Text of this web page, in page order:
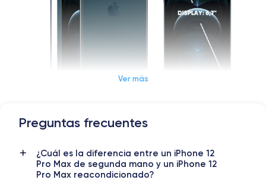
Dimensiones y Peso iPhone 12 Pro Max
Lanzamiento
13/10/2020
Sist. operativo
iOS (iOS 26)
Ver más
Preguntas frecuentes
¿Cuál es la diferencia entre un iPhone 12
Pro Max de segunda mano y un iPhone 12
Pro Max reacondicionado?